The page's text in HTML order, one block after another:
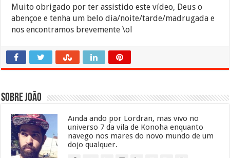
Muito obrigado por ter assistido este vídeo, Deus o
abençoe e tenha um belo dia/noite/tarde/madrugada e
nos encontramos brevemente \ol
Sobre João
Ainda ando por Lordran, mas vivo no
universo 7 da vila de Konoha enquanto
navego nos mares do novo mundo de um
dojo qualquer.